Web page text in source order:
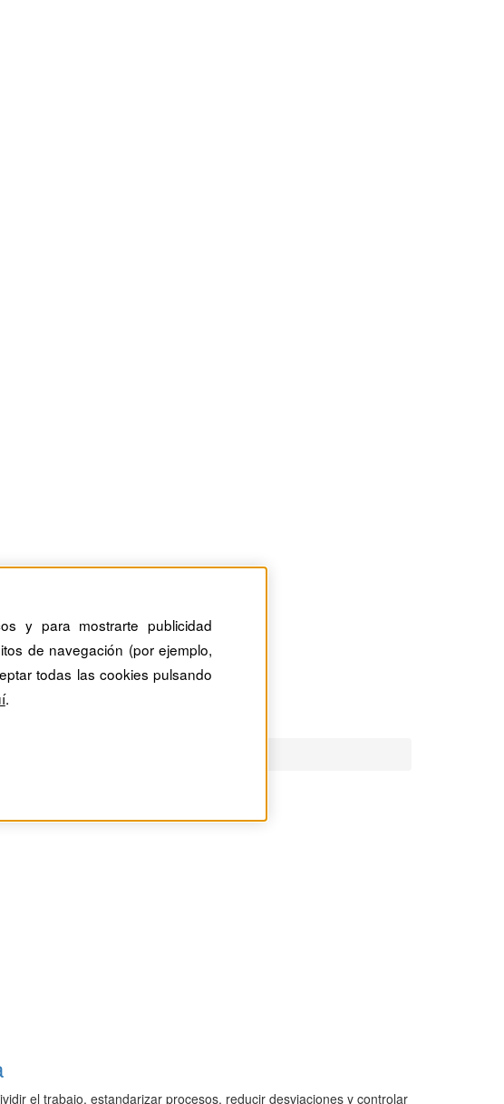
el trabajo, estandarizar procesos, reducir desviaciones y controlar
y para mostrarte publicidad
de navegación (por ejemplo,
todas las cookies pulsando
.